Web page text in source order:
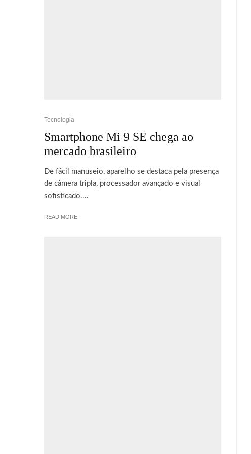
Tecnologia
Smartphone Mi 9 SE chega ao
mercado brasileiro
De fácil manuseio, aparelho se destaca pela presença
de câmera tripla, processador avançado e visual
sofisticado....
READ MORE